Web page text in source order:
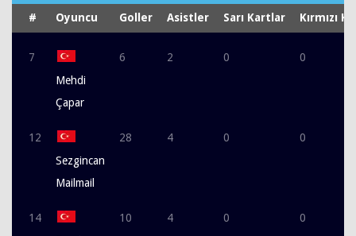
# Oyuncu Goller Asistler Sarı Kartlar Kırmızı
7
Mehdi
Çapar
6 2 0 0
12
Sezgincan
Mailmail
28 4 0 0
14
10 4 0 0